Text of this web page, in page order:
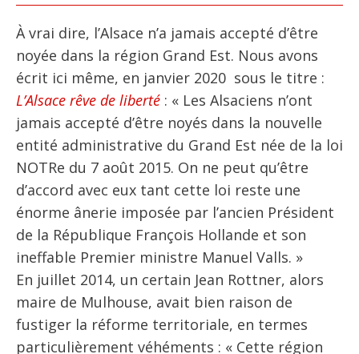
À vrai dire, l’Alsace n’a jamais accepté d’être
noyée dans la région Grand Est. Nous avons
écrit ici même, en janvier 2020 sous le titre :
L’Alsace rêve de liberté : « Les Alsaciens n’ont
jamais accepté d’être noyés dans la nouvelle
entité administrative du Grand Est née de la loi
NOTRe du 7 août 2015. On ne peut qu’être
d’accord avec eux tant cette loi reste une
énorme ânerie imposée par l’ancien Président
de la République François Hollande et son
ineffable Premier ministre Manuel Valls. »
En juillet 2014, un certain Jean Rottner, alors
maire de Mulhouse, avait bien raison de
fustiger la réforme territoriale, en termes
particulièrement véhéments : « Cette région